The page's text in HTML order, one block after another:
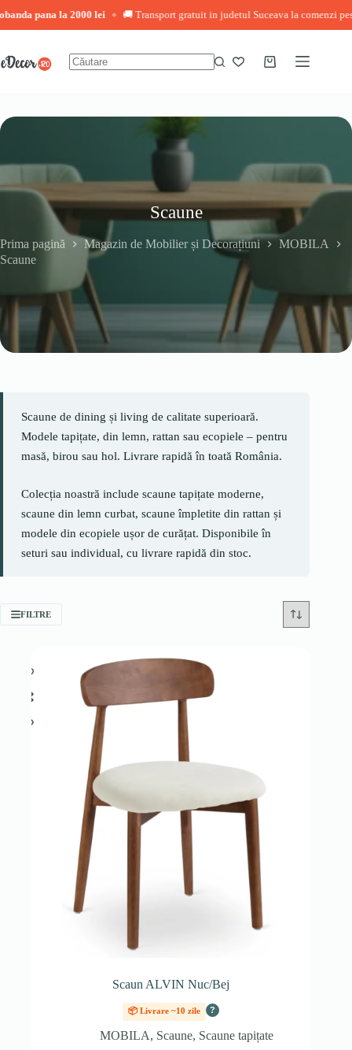
la 2000 lei ◆ 🚚 Transport gratuit in judetul Suceava la comenzi peste
conținut
Coș
Scaune
Prima pagină Magazin de Mobilier și Decorațiuni
MOBILA
Scaune
Scaune de dining și living de calitate superioară.
Modele tapițate, din lemn, rattan sau ecopiele – pentru
masă, birou sau hol. Livrare rapidă în toată România.
Colecția noastră include scaune tapițate moderne,
scaune din lemn curbat, scaune împletite din rattan și
modele din ecopiele ușor de curățat. Disponibile în
seturi sau individual, cu livrare rapidă din stoc.
FILTRE
Scaun ALVIN Nuc/Bej
📦 Livrare ~10 zile ?
MOBILA, Scaune, Scaune tapițate